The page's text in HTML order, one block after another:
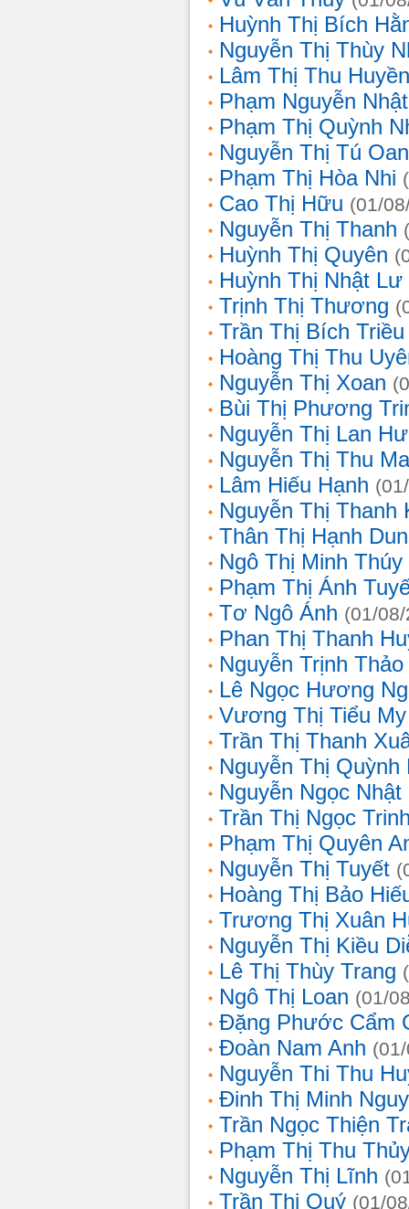
Huỳnh Thị Bích
Nguyễn Thị Thùy
Lâm Thị Thu Huyền
Phạm Nguyễn
Phạm Thị Quỳnh
Nguyễn Thị Tú
Phạm Thị Hòa Nhi
Cao Thị Hữu (01/
Nguyễn Thị Thanh
Huỳnh Thị Quyên
Huỳnh Thị Nhật Lư
Trịnh Thị Thương
Trần Thị Bích Triều
Hoàng Thị Thu
Nguyễn Thị Xoan
Bùi Thị Phương
Nguyễn Thị Lan
Nguyễn Thị Thu
Lâm Hiếu Hạnh
Nguyễn Thị Thanh
Thân Thị Hạnh
Ngô Thị Minh Thúy
Phạm Thị Ánh
Tơ Ngô Ánh (01/
Phan Thị Thanh
Nguyễn Trịnh
Lê Ngọc Hương
Vương Thị Tiểu My
Trần Thị Thanh
Nguyễn Thị Quỳnh
Nguyễn Ngọc Nhật
Trần Thị Ngọc
Phạm Thị Quyên
Nguyễn Thị Tuyết
Hoàng Thị Bảo
Trương Thị Xuân
Nguyễn Thị Kiều
Lê Thị Thùy Trang
Ngô Thị Loan (01/
Đặng Phước Cẩm
Đoàn Nam Anh
Nguyễn Thi Thu
Đinh Thị Minh
Trần Ngọc Thiện
Phạm Thị Thu
Nguyễn Thị Lĩnh
Trần Thị Quý (01/